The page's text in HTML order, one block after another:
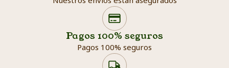
Pagos 100% seguros
Pagos 100% seguros
Search products